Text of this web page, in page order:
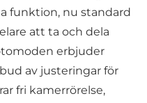
funktion, nu standard
att ta och dela
erbjuder
av justeringar för
fri kamerrörelse,